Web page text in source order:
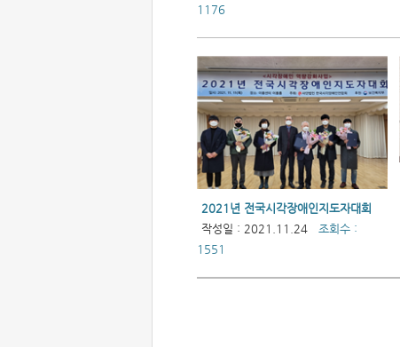
1176
2021년 전국시각장애인지도자대회
작성일 : 2021.11.24
조회수 :
1551